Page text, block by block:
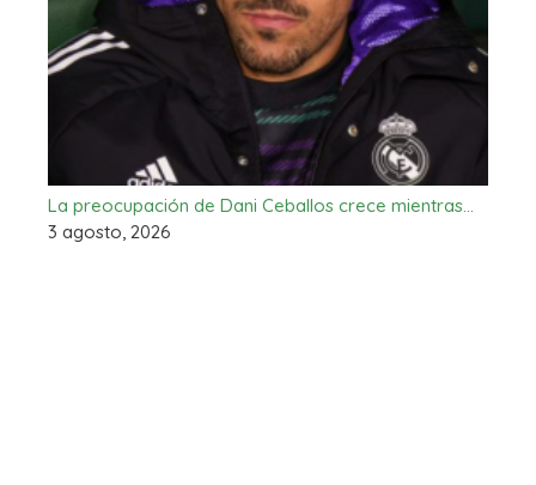
La preocupación de Dani Ceballos crece mientras…
3 agosto, 2026